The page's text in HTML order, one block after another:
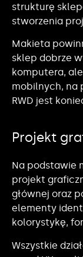
strukturę
stworzenia
Makieta
sklep dobrze
komputera,
mobilnych, na
RWD jest
Projekt
Na podstawie
projekt
głównej oraz
elementy
kolorystykę,
Wszystkie